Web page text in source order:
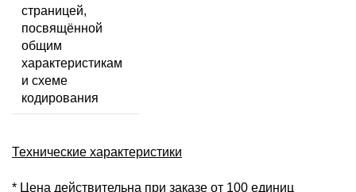
страницей,
посвящённой
общим
характеристикам
и схеме
кодирования
Технические характеристики
* Цена действительна при заказе от 100 единиц